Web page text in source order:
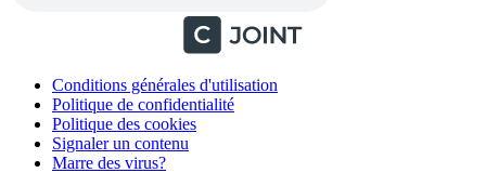
Conditions générales d'utilisation
Politique de confidentialité
Politique des cookies
Signaler un contenu
Marre des virus?